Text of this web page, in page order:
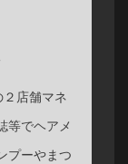
店舗マネ
等でヘアメ
プーやまつ